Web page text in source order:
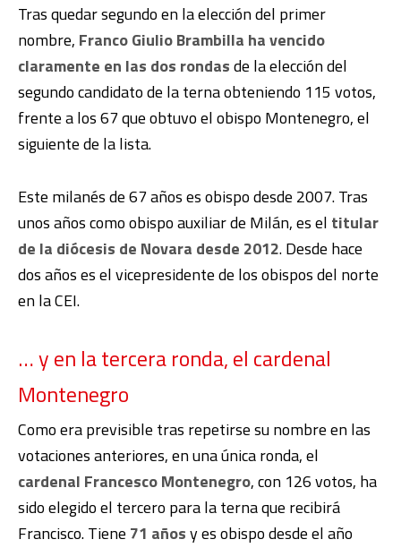
Tras quedar segundo en la elección del primer
nombre, Franco Giulio Brambilla ha vencido
claramente en las dos rondasde la elección del
segundo candidato de la terna obteniendo 115 votos,
frente a los 67 que obtuvo el obispo Montenegro, el
siguiente de la lista.
Este milanés de 67 años es obispo desde 2007. Tras
unos años como obispo auxiliar de Milán, es el titular
de la diócesis de Novara desde 2012. Desde hace
dos años es el vicepresidente de los obispos del norte
en la CEI.
… y en la tercera ronda, el cardenal
Montenegro
Como era previsible tras repetirse su nombre en las
votaciones anteriores, en una única ronda, el
cardenal Francesco Montenegro, con 126 votos, ha
sido elegido el tercero para la terna que recibirá
Francisco. Tiene 71 añosy es obispo desde el año